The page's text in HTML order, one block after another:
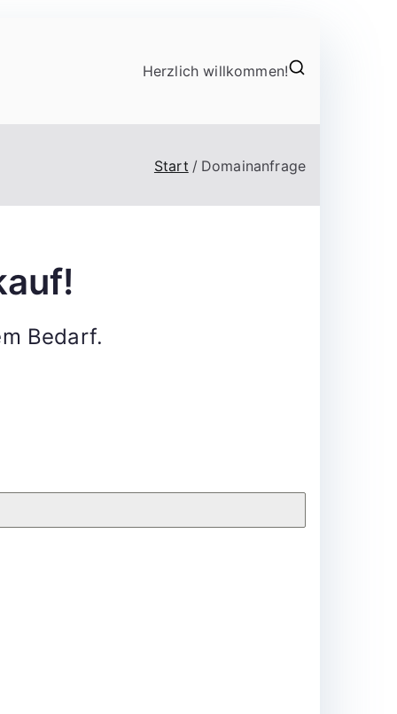
Herzlich willkommen!
Start Domainanfrage
Bedarf.